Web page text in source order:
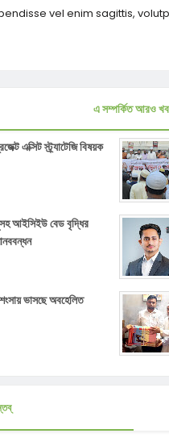
vel enim sagittis,
এ সম্পর্কিত আরও
এক্সিট স্ট্র্যাটেজি বিষয়ক
আইসিইউ বেড বৃদ্ধির
ভাসছে অবহেলিত